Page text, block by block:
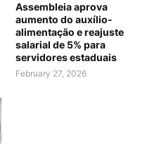
Assembleia aprova
aumento do auxílio-
alimentação e reajuste
salarial de 5% para
servidores estaduais
February 27, 2026